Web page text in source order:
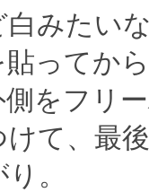
みたい
ってか
をフリ
て、最
。